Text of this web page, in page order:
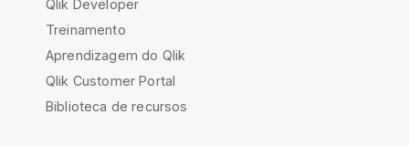
Qlik Developer
Treinamento
Aprendizagem do Qlik
Qlik Customer Portal
Biblioteca de recursos